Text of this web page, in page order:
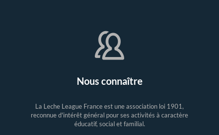
Nous connaître
La Leche League France est une association loi 1901,
reconnue d'intérêt général pour ses activités à caractère
éducatif, social et familial.